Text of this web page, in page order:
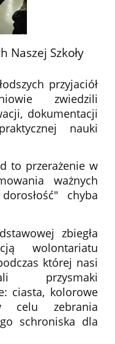
Naszej Szkoły
przyjaciół
zwiedzili
dokumentacji
nauki
to przerażenie w
ważnych
chyba
zbiegła
wolontariatu
której nasi
przysmaki
ciasta, kolorowe
celu zebrania
schroniska dla